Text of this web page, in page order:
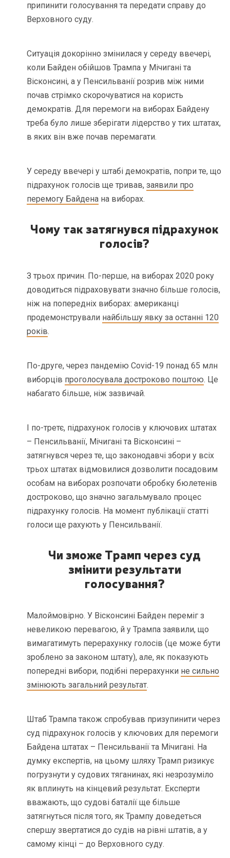
припинити голосування та передати справу до
Верховного суду.
Ситуація докорінно змінилася у середу ввечері,
коли Байден обійшов Трампа у Мічигані та
Вісконсині, а у Пенсильванії розрив між ними
почав стрімко скорочуватися на користь
демократів. Для перемоги на виборах Байдену
треба було лише зберігати лідерство у тих штатах,
в яких він вже почав перемагати.
У середу ввечері у штабі демократів, попри те, що
підрахунок голосів ще тривав,заявили про
перемогу Байдена на виборах.
Чому так затягнувся підрахунок
голосів?
З трьох причин. По-перше, на виборах 2020 року
доводиться підраховувати значно більше голосів,
ніж на попередніх виборах: американці
продемонстрували найбільшу явку за останні 120
років.
По-друге, через пандемію Covid-19 понад 65 млн
виборців проголосувала достроково поштою. Це
набагато більше, ніж зазвичай.
І по-третє, підрахунок голосів у ключових штатах
– Пенсильванії, Мічигані та Вісконсині –
затягнувся через те, що законодавчі збори у всіх
трьох штатах відмовилися дозволити посадовим
особам на виборах розпочати обробку бюлетенів
достроково, що значно загальмувало процес
підрахунку голосів. На момент публікації статті
голоси ще рахують у Пенсильванії.
Чи зможе Трамп через суд
змінити результати
голосування?
Малоймовірно. У Вісконсині Байден переміг з
невеликою перевагою, й у Трампа заявили, що
вимагатимуть перерахунку голосів (це може бути
зроблено за законом штату), але, як показують
попередні вибори, подібні перерахунки не сильно
змінюють загальний результат.
Штаб Трампа також спробував призупинити через
суд підрахунок голосів у ключових для перемоги
Байдена штатах – Пенсильванії та Мічигані. На
думку експертів, на цьому шляху Трамп ризикує
погрузнути у судових тяганинах, які незрозуміло
як вплинуть на кінцевий результат. Експерти
вважають, що судові баталії ще більше
затягнуться після того, як Трампу доведеться
спершу звертатися до судів на рівні штатів, а у
самому кінці – до Верховного суду.